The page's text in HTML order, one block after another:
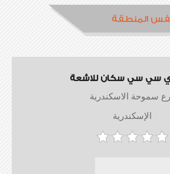
المنطقة
سي سي سكان للاشعة
سموحة الاسكندرية
الإسكندرية